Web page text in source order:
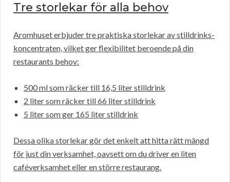
Tre storlekar för alla behov
Aromhuset erbjuder tre praktiska storlekar av stilldrinks-
koncentraten, vilket ger flexibilitet beroende på din
restaurants behov:
500 ml som räcker till 16,5 liter stilldrink
2 liter som räcker till 66 liter stilldrink
5 liter som ger 165 liter stilldrink
Dessa olika storlekar gör det enkelt att hitta rätt mängd
för just din verksamhet, oavsett om du driver en liten
caféverksamhet eller en större restaurang.